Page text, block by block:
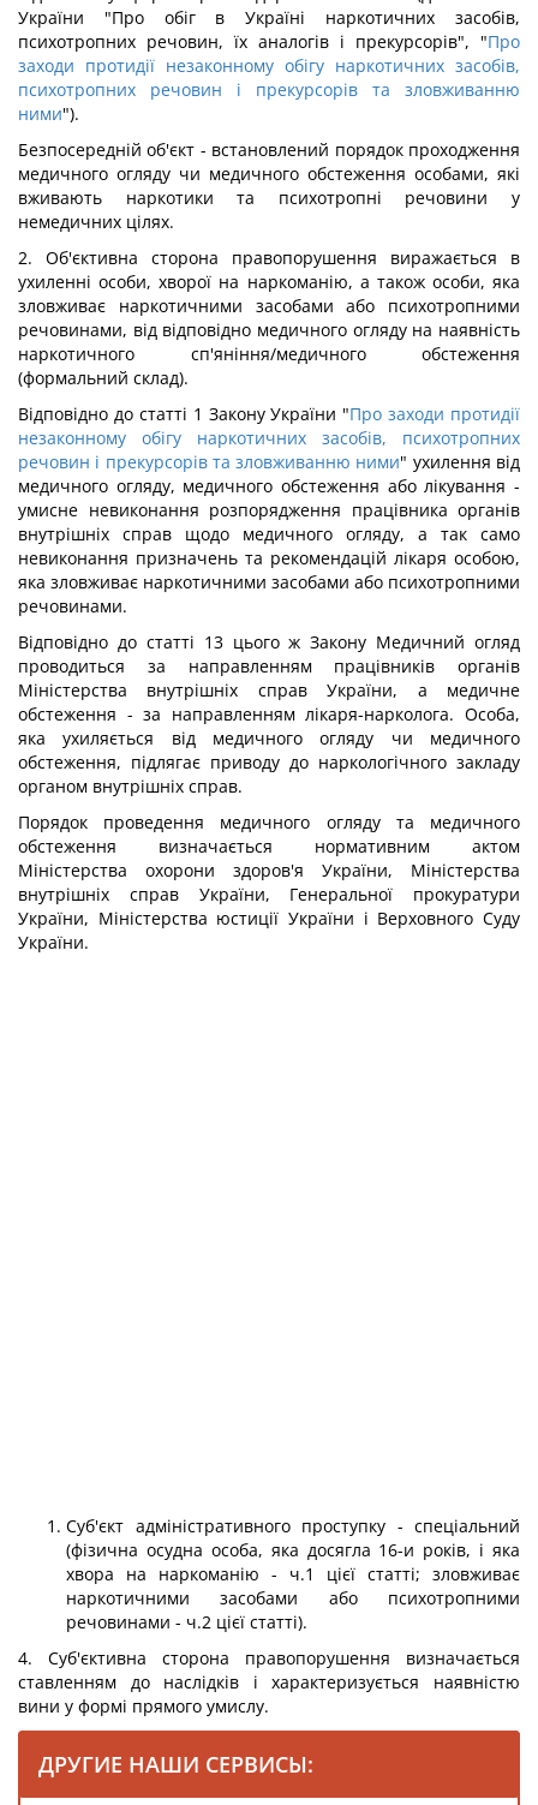
України "Про обіг в Україні наркотичних засобів,
психотропних речовин, їх аналогів і прекурсорів", "Про
заходи протидії незаконному обігу наркотичних засобів,
психотропних речовин і прекурсорів та зловживанню
ними").
Безпосередній об'єкт - встановлений порядок проходження
медичного огляду чи медичного обстеження особами, які
вживають наркотики та психотропні речовини у
немедичних цілях.
2. Об'єктивна сторона правопорушення виражається в
ухиленні особи, хворої на наркоманію, а також особи, яка
зловживає наркотичними засобами або психотропними
речовинами, від відповідно медичного огляду на наявність
наркотичного сп'яніння/медичного обстеження
(формальний склад).
Відповідно до статті 1 Закону України "Про заходи протидії
незаконному обігу наркотичних засобів, психотропних
речовин і прекурсорів та зловживанню ними" ухилення від
медичного огляду, медичного обстеження або лікування -
умисне невиконання розпорядження працівника органів
внутрішніх справ щодо медичного огляду, а так само
невиконання призначень та рекомендацій лікаря особою,
яка зловживає наркотичними засобами або психотропними
речовинами.
Відповідно до статті 13 цього ж Закону Медичний огляд
проводиться за направленням працівників органів
Міністерства внутрішніх справ України, а медичне
обстеження - за направленням лікаря-нарколога. Особа,
яка ухиляється від медичного огляду чи медичного
обстеження, підлягає приводу до наркологічного закладу
органом внутрішніх справ.
Порядок проведення медичного огляду та медичного
обстеження визначається нормативним актом
Міністерства охорони здоров'я України, Міністерства
внутрішніх справ України, Генеральної прокуратури
України, Міністерства юстиції України і Верховного Суду
України.
Суб'єкт адміністративного проступку - спеціальний
(фізична осудна особа, яка досягла 16-и років, і яка
хвора на наркоманію - ч.1 цієї статті; зловживає
наркотичними засобами або психотропними
речовинами - ч.2 цієї статті).
4. Суб'єктивна сторона правопорушення визначається
ставленням до наслідків і характеризується наявністю
вини у формі прямого умислу.
ДРУГИЕ НАШИ СЕРВИСЫ: